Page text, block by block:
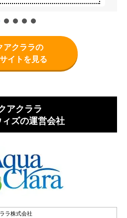
アクララの
イトを見る
アクララ
ズの運営会社
ラ株式会社